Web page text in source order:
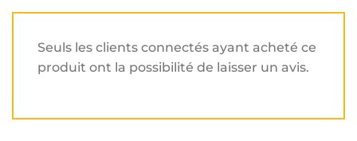
Seuls les clients connectés ayant acheté ce
produit ont la possibilité de laisser un avis.